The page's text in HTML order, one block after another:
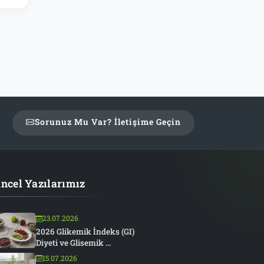
Sorunuz Mu Var? İletişime Geçin
Yazılarımız
23.07.2026
2026 Glikemik İndeks (GI)
Diyeti ve Glisemik ...
15.07.2026